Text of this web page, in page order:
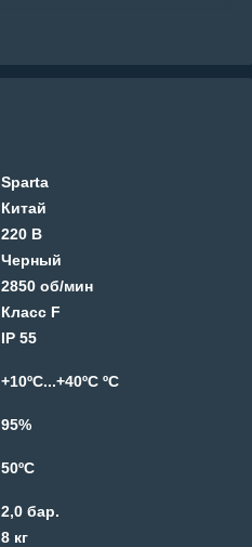
Sparta
Китай
220 В
Черный
2850 об/мин
Класс F
IP 55
+10ºС...+40ºС ºС
95%
50ºС
2,0 бар.
8 кг